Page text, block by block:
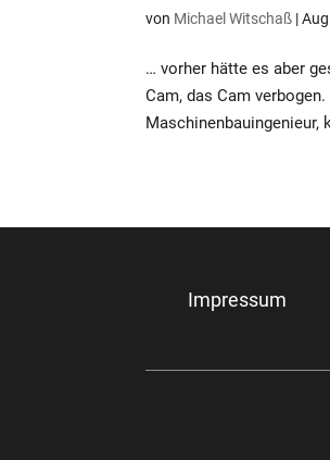
von Michael Witschaß |
… vorher hätte es aber
Cam, das Cam
Maschinenbauingenieur,
Impressum